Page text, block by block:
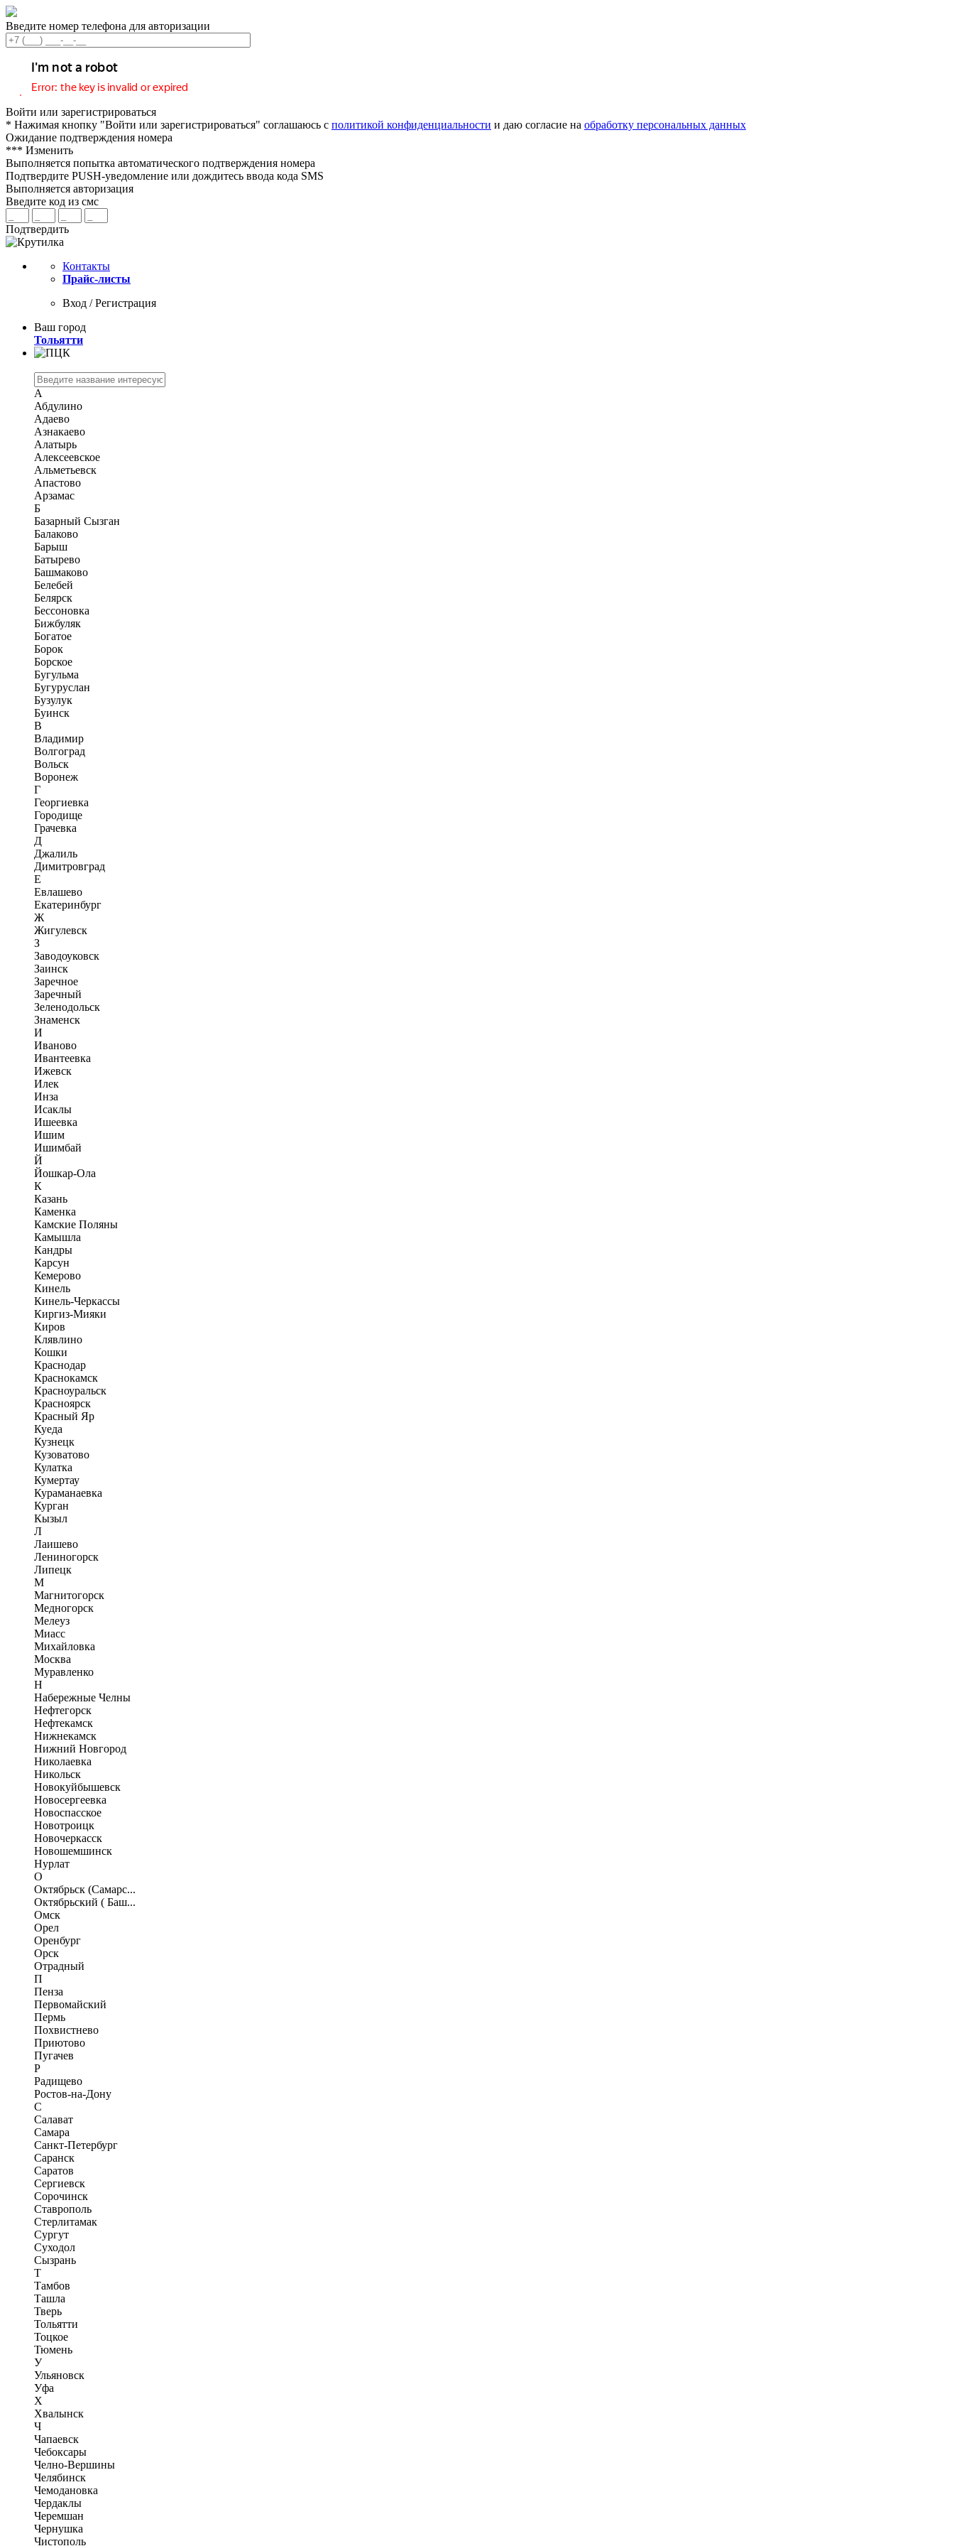
Введите номер телефона для авторизации
Войти или зарегистрироваться
* Нажимая кнопку "Войти или зарегистрироваться" соглашаюсь с политикой конфиденциальности и даю согласие на обработку персональных данных
Ожидание подтверждения номера
*** Изменить
Выполняется попытка автоматического подтверждения номера
Подтвердите PUSH-уведомление или дождитесь ввода кода SMS
Выполняется авторизация
Введите код из смс
Подтвердить
Контакты
Прайс-листы
Вход / Регистрация
Ваш город
Тольятти
А
Абдулино
Адаево
Азнакаево
Алатырь
Алексеевское
Альметьевск
Апастово
Арзамас
Б
Базарный Сызган
Балаково
Барыш
Батырево
Башмаково
Белебей
Белярск
Бессоновка
Бижбуляк
Богатое
Борок
Борское
Бугульма
Бугуруслан
Бузулук
Буинск
В
Владимир
Волгоград
Вольск
Воронеж
Г
Георгиевка
Городище
Грачевка
Д
Джалиль
Димитровград
Е
Евлашево
Екатеринбург
Ж
Жигулевск
З
Заводоуковск
Заинск
Заречное
Заречный
Зеленодольск
Знаменск
И
Иваново
Ивантеевка
Ижевск
Илек
Инза
Исаклы
Ишеевка
Ишим
Ишимбай
Й
Йошкар-Ола
К
Казань
Каменка
Камские Поляны
Камышла
Кандры
Карсун
Кемерово
Кинель
Кинель-Черкассы
Киргиз-Мияки
Киров
Клявлино
Кошки
Краснодар
Краснокамск
Красноуральск
Красноярск
Красный Яр
Куеда
Кузнецк
Кузоватово
Кулатка
Кумертау
Кураманаевка
Курган
Кызыл
Л
Лаишево
Лениногорск
Липецк
М
Магнитогорск
Медногорск
Мелеуз
Миасс
Михайловка
Москва
Муравленко
Н
Набережные Челны
Нефтегорск
Нефтекамск
Нижнекамск
Нижний Новгород
Николаевка
Никольск
Новокуйбышевск
Новосергеевка
Новоспасское
Новотроицк
Новочеркасск
Новошемшинск
Нурлат
О
Октябрьск (Самарс...
Октябрьский ( Баш...
Омск
Орел
Оренбург
Орск
Отрадный
П
Пенза
Первомайский
Пермь
Похвистнево
Приютово
Пугачев
Р
Радищево
Ростов-на-Дону
С
Салават
Самара
Санкт-Петербург
Саранск
Саратов
Сергиевск
Сорочинск
Ставрополь
Стерлитамак
Сургут
Суходол
Сызрань
Т
Тамбов
Ташла
Тверь
Тольятти
Тоцкое
Тюмень
У
Ульяновск
Уфа
Х
Хвалынск
Ч
Чапаевск
Чебоксары
Челно-Вершины
Челябинск
Чемодановка
Чердаклы
Черемшан
Чернушка
Чистополь